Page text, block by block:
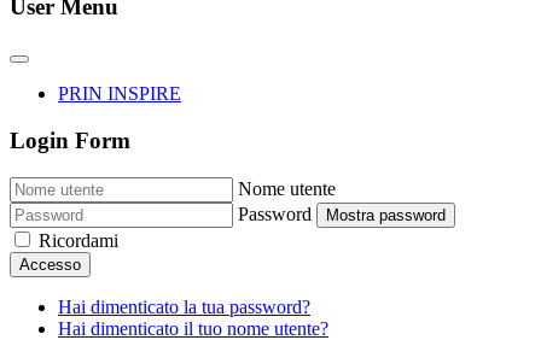
User Menu
PRIN INSPIRE
Login Form
Nome utente
Password
Mostra password
Ricordami
Accesso
Hai dimenticato la tua password?
Hai dimenticato il tuo nome utente?